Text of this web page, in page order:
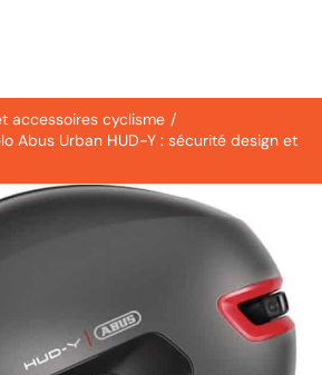
accessoires cyclisme
Abus Urban HUD-Y : sécurité design et